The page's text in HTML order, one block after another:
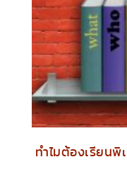
ทำไมต้องเรียน